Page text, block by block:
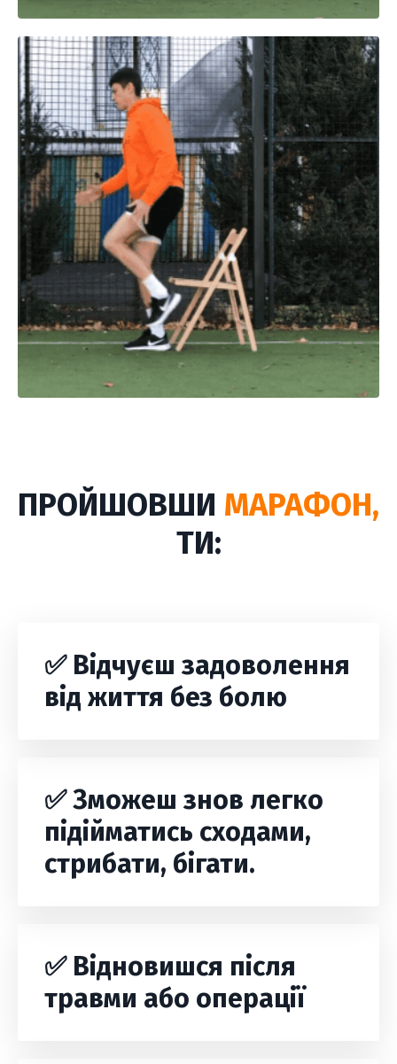
ПРОЙШОВШИ МАРАФОН,
ТИ:
✅ Відчуєш задоволення
від життя без болю
✅ Зможеш знов легко
підійматись сходами,
стрибати, бігати.
✅ Відновишся після
травми або операції